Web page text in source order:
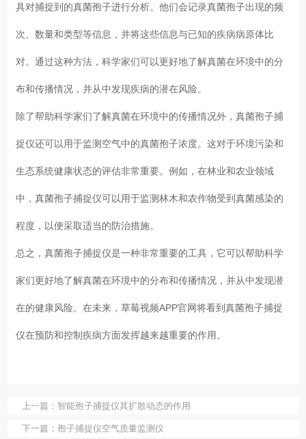
具对捕捉到的真菌孢子进行分析。他们会记录真菌孢子出现的频
次、数量和类型等信息，并将这些信息与已知的疾病病原体比
对。通过这种方法，科学家们可以更好地了解真菌在环境中的分
布和传播情况，并从中发现疾病的潜在风险。
除了帮助科学家们了解真菌在环境中的传播情况外，真菌孢子捕
捉仪还可以用于监测空气中的真菌孢子浓度。这对于环境污染和
生态系统健康状态的评估非常重要。例如，在林业和农业领域
中，真菌孢子捕捉仪可以用于监测林木和农作物受到真菌感染的
程度，以便采取适当的防治措施。
总之，真菌孢子捕捉仪是一种非常重要的工具，它可以帮助科学
家们更好地了解真菌在环境中的分布和传播情况，并从中发现潜
在的健康风险。在未来，草莓视频APP官网将看到真菌孢子捕捉
仪在预防和控制疾病方面发挥越来越重要的作用。
上一篇： 智能孢子捕捉仪其扩散动态的作用
下一篇： 孢子捕捉仪空气质量监测仪